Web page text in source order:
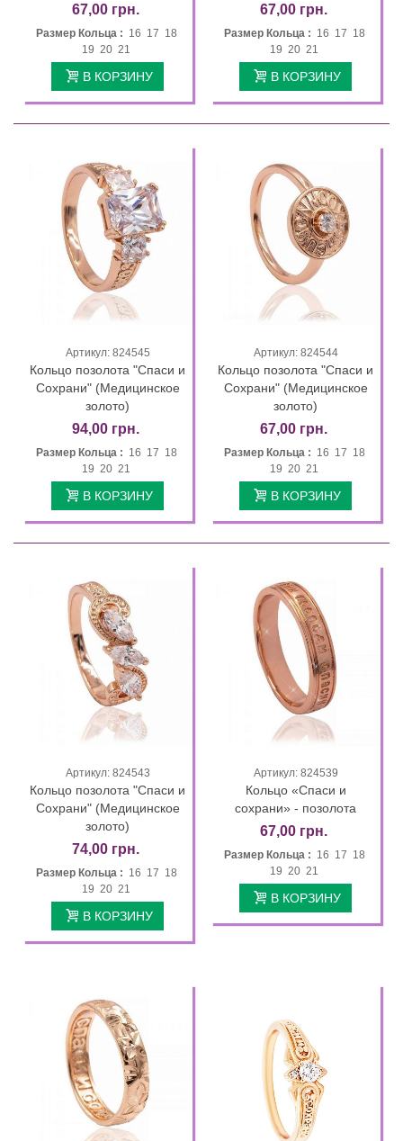
67,00 грн.
Размер Кольца : 16 17 18
19 20 21
В КОРЗИНУ
67,00 грн.
Размер Кольца : 16 17 18
19 20 21
В КОРЗИНУ
Артикул: 824545
Кольцо позолота "Спаси и
Сохрани" (Медицинское
золото)
94,00 грн.
Размер Кольца : 16 17 18
19 20 21
В КОРЗИНУ
Артикул: 824544
Кольцо позолота "Спаси и
Сохрани" (Медицинское
золото)
67,00 грн.
Размер Кольца : 16 17 18
19 20 21
В КОРЗИНУ
Артикул: 824543
Кольцо позолота "Спаси и
Сохрани" (Медицинское
золото)
74,00 грн.
Размер Кольца : 16 17 18
19 20 21
В КОРЗИНУ
Артикул: 824539
Кольцо «Спаси и
сохрани» - позолота
67,00 грн.
Размер Кольца : 16 17 18
19 20 21
В КОРЗИНУ